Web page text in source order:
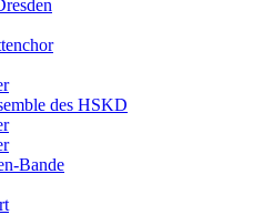
des HSKD
Bande